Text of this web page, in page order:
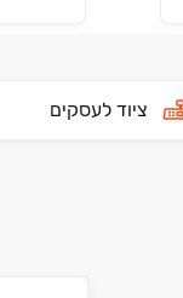
ציוד לעסקים